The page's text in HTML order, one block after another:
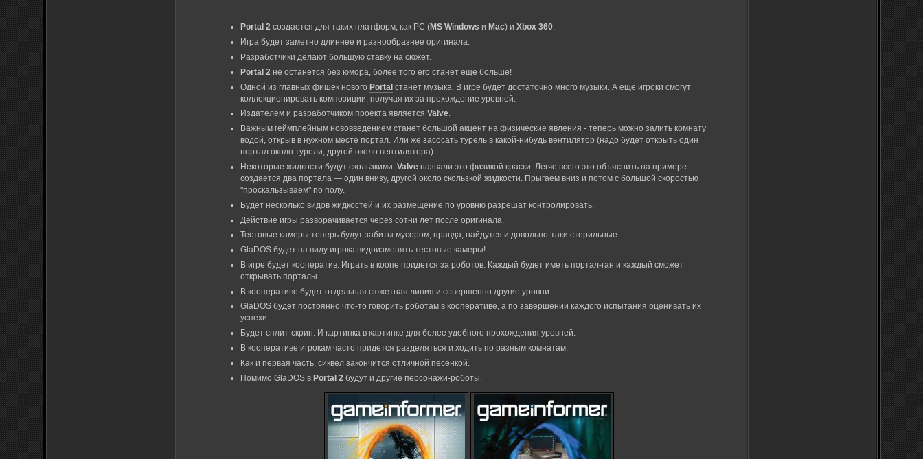
Portal 2 создается для таких платформ, как РС (MS Windows и Mac) иXbox 360.
Игра будет заметно длиннее и разнообразнее оригинала.
Разработчики делают большую ставку на сюжет.
Portal 2 не останется без юмора, более того его станет еще больше!
Одной из главных фишек новогоPortal станет музыка. В игре будет достаточно много музыки. А еще игроки смогут
коллекционировать композиции, получая их за прохождение уровней.
Издателем и разработчиком проекта являетсяValve.
Важным геймплейным нововведением станет большой акцент на физические явления - теперь можно залить комнату
водой, открыв в нужном месте портал. Или же засосать турель в какой-нибудь вентилятор (надо будет открыть один
портал около турели, другой около вентилятора).
Некоторые жидкости будут скользкими.Valve назвали это физикой краски. Легче всего это объяснить на примере —
создается два портала — один внизу, другой около скользкой жидкости. Прыгаем вниз и потом с большой скоростью
"проскальзываем" по полу.
Будет несколько видов жидкостей и их размещение по уровню разрешат контролировать.
Действие игры разворачивается через сотни лет после оригинала.
Тестовые камеры теперь будут забиты мусором, правда, найдутся и довольно-таки стерильные.
GlaDOS будет на виду игрока видоизменять тестовые камеры!
В игре будет кооператив. Играть в коопе придется за роботов. Каждый будет иметь портал-ган и каждый сможет
открывать порталы.
В кооперативе будет отдельная сюжетная линия и совершенно другие уровни.
GlaDOS будет постоянно что-то говорить роботам в кооперативе, а по завершении каждого испытания оценивать их
успехи.
Будет сплит-скрин. И картинка в картинке для более удобного прохождения уровней.
В кооперативе игрокам часто придется разделяться и ходить по разным комнатам.
Как и первая часть, сиквел закончится отличной песенкой.
Помимо GlaDOS вPortal 2 будут и другие персонажи-роботы.